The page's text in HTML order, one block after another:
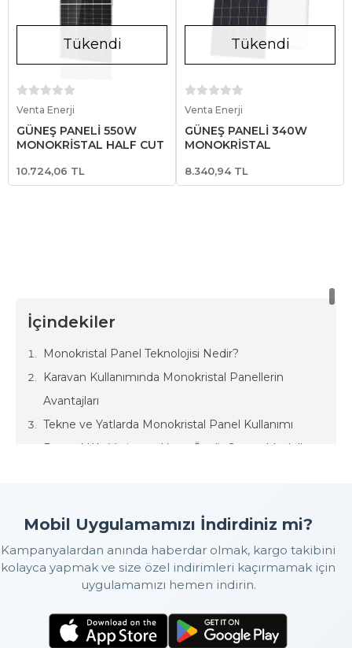
Tükendi
Venta Enerji
GÜNEŞ PANELİ 550W
MONOKRİSTAL HALF CUT
10.724,06 TL
Tükendi
Venta Enerji
GÜNEŞ PANELİ 340W
MONOKRİSTAL
8.340,94 TL
İçindekiler
Monokristal Panel Teknolojisi Nedir?
Karavan Kullanımında Monokristal Panellerin
Avantajları
Tekne ve Yatlarda Monokristal Panel Kullanımı
Dayanıklılık, Verim ve Uzun Ömür Sunan Modeller
Hareketli yaşam ve deniz üzerindeki seyahatler özgürlük
duygusu sunarken beraberinde sürekli enerji ihtiyacını da getirir.
Kıyıdan uzak bir koyda demirlemiş bir yatta ya da şehir
altyapısından uzakta park edilmiş bir karavanda elektrik üretimi
hayati öneme sahiptir. Bu noktadakaravan için monokristal
güneş paneli sistemleriyüksek verimlilikleri sayesinde sınırlı
teknolojisiözellikle alanın kısıtlı olduğu karavan ve deniz
araçlarında en çok tercih edilen güneş paneli türlerinden biridir.
Mobil Uygulamamızı İndirdiniz mi?
Kampanyalardan anında haberdar olmak, kargo takibini
kolayca yapmak ve size özel indirimleri kaçırmamak için
uygulamamızı hemen indirin.